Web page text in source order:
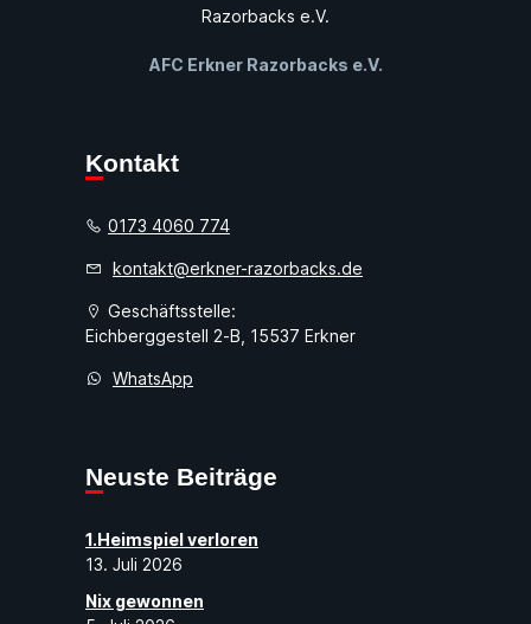
AFC Erkner Razorbacks e.V.
Kontakt
0173 4060 774
kontakt@erkner-razorbacks.de
Geschäftsstelle:
Eichberggestell 2-B, 15537 Erkner
WhatsApp
Neuste Beiträge
1.Heimspiel verloren
13. Juli 2026
Nix gewonnen